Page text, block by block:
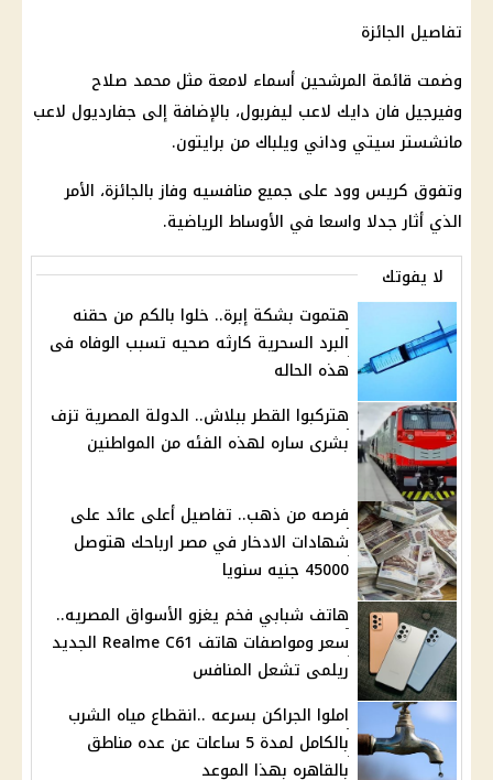
تفاصيل الجائزة
وضمت قائمة المرشحين أسماء لامعة مثل محمد صلاح
وفيرجيل فان دايك لاعب ليفربول، بالإضافة إلى جفارديول لاعب
مانشستر سيتي وداني ويلباك من برايتون.
وتفوق كريس وود على جميع منافسيه وفاز بالجائزة، الأمر
الذي أثار جدلا واسعا في الأوساط الرياضية.
لا يفوتك
هتموت بشكة إبرة.. خلوا بالكم من حقنه
البرد السحرية كارثه صحيه تسبب الوفاه فى
هذه الحاله
هتركبوا القطر ببلاش.. الدولة المصرية تزف
بشرى ساره لهذه الفئه من المواطنين
فرصه من ذهب.. تفاصيل أعلى عائد على
شهادات الادخار في مصر ارباحك هتوصل
45000 جنيه سنويا
هاتف شبابي فخم يغزو الأسواق المصريه..
سعر ومواصفات هاتف Realme C61 الجديد
ريلمى تشعل المنافس
املوا الجراكن بسرعه ..انقطاع مياه الشرب
بالكامل لمدة 5 ساعات عن عده مناطق
بالقاهره بهذا الموعد